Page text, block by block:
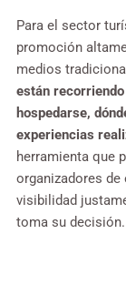
Para el sector
promoción
medios
están
hospedarse,
experiencias
herramienta que
organizadores
visibilidad
toma su decisión.